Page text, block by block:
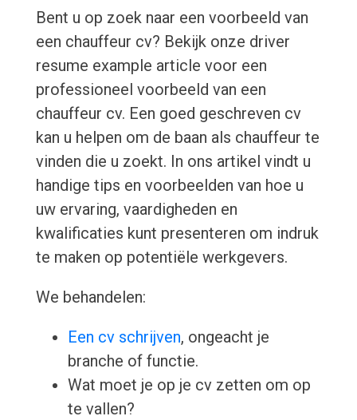
Bent u op zoek naar een voorbeeld van
een chauffeur cv? Bekijk onze driver
resume example article voor een
professioneel voorbeeld van een
chauffeur cv. Een goed geschreven cv
kan u helpen om de baan als chauffeur te
vinden die u zoekt. In ons artikel vindt u
handige tips en voorbeelden van hoe u
uw ervaring, vaardigheden en
kwalificaties kunt presenteren om indruk
te maken op potentiële werkgevers.
We behandelen:
Een cv schrijven, ongeacht je
branche of functie.
Wat moet je op je cv zetten om op
te vallen?